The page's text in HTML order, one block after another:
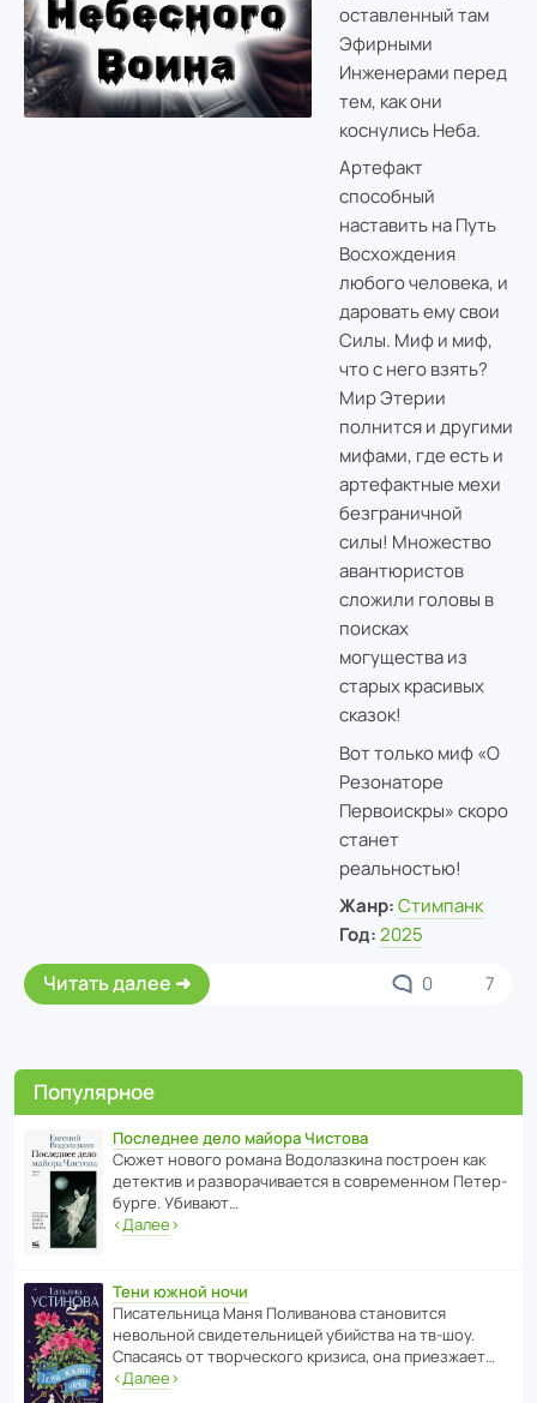
оставленный там
Эфирными
Инженерами перед
тем, как они
коснулись Неба.
Артефакт
способный
наставить на Путь
Восхождения
любого человека, и
даровать ему свои
Силы. Миф и миф,
что с него взять?
Мир Этерии
полнится и другими
мифами, где есть и
артефактные мехи
безграничной
силы! Множество
авантюристов
сложили головы в
поисках
могущества из
старых красивых
сказок!
Вот только миф «О
Резонаторе
Первоискры» скоро
станет
реальностью!
Жанр: Cтимпанк
Год: 2025
Читать далее 0 7
Популярное
Последнее дело майора Чистова
Сюжет нового романа Водо­ла­з­кина пост­роен как
дете­ктив и разво­ра­чи­ва­ется в совре­менном Пете­р­
бурге. Убивают…
‹Далее›
Тени южной ночи
Писа­тель­ница Маня Поли­ва­нова стано­вится
невольной свиде­тель­ницей убийства на тв-шоу.
Спасаясь от твор­че­с­кого кризиса, она приезжает…
‹Далее›